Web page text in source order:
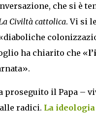
che si è
Civiltà cattolica. Vi si
ha chiarito che «
proseguito il Papa –
radici. La